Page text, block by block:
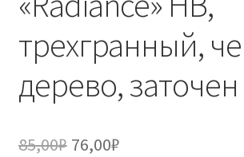
трехгранный,
дерево, заточен
85,00₽ Первоначальная
76,00₽Текущая